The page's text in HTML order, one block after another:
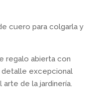
cuero para colgarla y
regalo abierta con
detalle excepcional
de la jardinería.